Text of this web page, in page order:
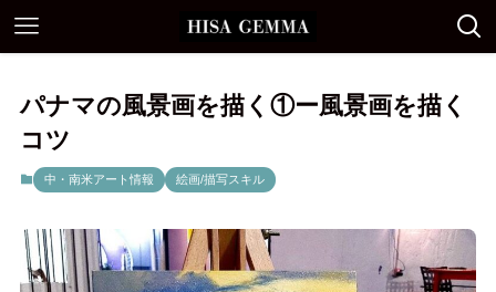
パナマの風景画を描く①ー風景画を描く
コツ
中・南米アート情報 絵画/描写スキル